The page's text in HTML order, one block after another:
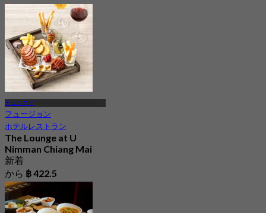
4.6
から
฿ 645
チェンマイ
フュージョン
ホテルレストラン
The Lounge at U
Nimman Chiang Mai
新着
から ฿ 422.5